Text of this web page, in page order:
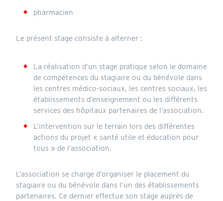
pharmacien
Le présent stage consiste à alterner :
La réalisation d’un stage pratique selon le domaine
de compétences du stagiaire ou du bénévole dans
les centres médico-sociaux, les centres sociaux, les
établissements d’enseignement ou les différents
services des hôpitaux partenaires de l’association.
L’intervention sur le terrain lors des différentes
actions du projet « santé utile et éducation pour
tous » de l’association.
L’association se charge d’organiser le placement du
stagiaire ou du bénévole dans l’un des établissements
partenaires. Ce dernier effectue son stage auprès de